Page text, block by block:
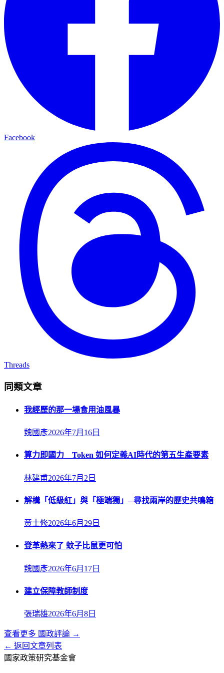
Facebook
Threads
同類文章
我經歷的那一場食用油風暴
魏國彥2026年7月16日
算力即國力 Token 如何定義AI時代的第五生產要素
林建甫2026年7月2日
解構「低級紅」與「極端獨」─尋找兩岸的歷史共鳴箱
黃士修2026年6月29日
登革熱來了 蚊子比鼠更可怕
魏國彥2026年6月17日
建立保障教師制度
張瑞雄2026年6月8日
查看更多 國政評論 →
← 返回文章列表
國家政策研究基金會